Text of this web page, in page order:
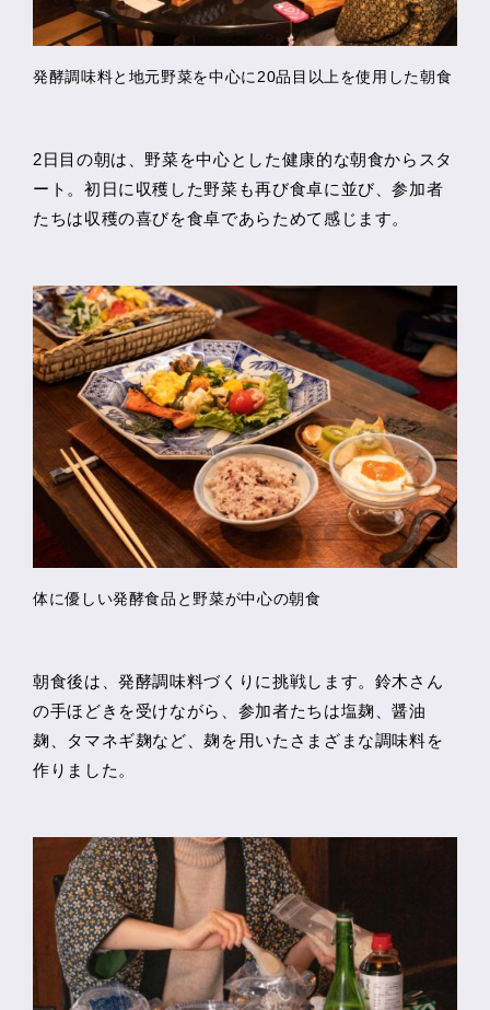
発酵調味料と地元野菜を中心に20品目以上を使用した朝食
2日目の朝は、野菜を中心とした健康的な朝食からスタ
ート。初日に収穫した野菜も再び食卓に並び、参加者
たちは収穫の喜びを食卓であらためて感じます。
体に優しい発酵食品と野菜が中心の朝食
朝食後は、発酵調味料づくりに挑戦します。鈴木さん
の手ほどきを受けながら、参加者たちは塩麹、醤油
麹、タマネギ麹など、麹を用いたさまざまな調味料を
作りました。